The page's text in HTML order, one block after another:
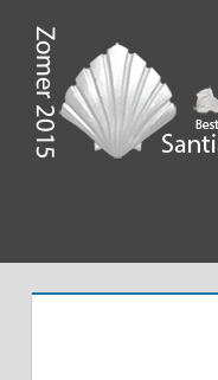
naar
inhoudZomer
2015,
Santiago